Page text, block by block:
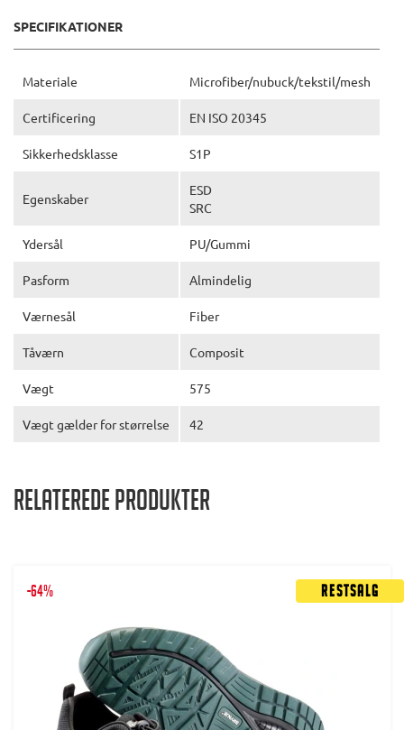
SPECIFIKATIONER
Materiale Microfiber/nubuck/tekstil/mesh
Certificering EN ISO 20345
Sikkerhedsklasse S1P
Egenskaber
ESD
SRC
Ydersål PU/Gummi
Pasform Almindelig
Værnesål Fiber
Tåværn Composit
Vægt 575
Vægt gælder for størrelse 42
Relaterede produkter
Restsalg
-64%